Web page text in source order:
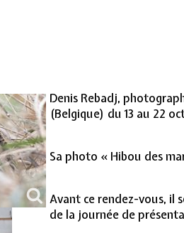
Denis Rebadj,
(Belgique) du 13 au 22
Sa photo « Hibou des
Avant ce rendez-vous, il
de la journée de